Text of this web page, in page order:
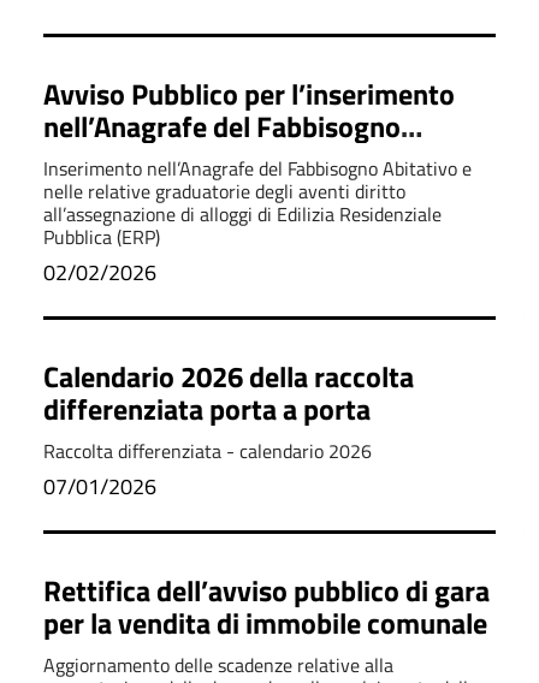
Avviso Pubblico per l’inserimento
nell’Anagrafe del Fabbisogno
Abitativo
Inserimento nell’Anagrafe del Fabbisogno Abitativo e
nelle relative graduatorie degli aventi diritto
all’assegnazione di alloggi di Edilizia Residenziale
Pubblica (ERP)
02/02/2026
Calendario 2026 della raccolta
differenziata porta a porta
Raccolta differenziata - calendario 2026
07/01/2026
Rettifica dell’avviso pubblico di gara
per la vendita di immobile comunale
Aggiornamento delle scadenze relative alla